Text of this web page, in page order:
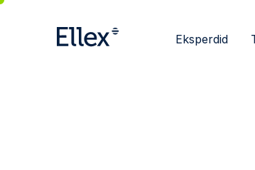
Eksperdid